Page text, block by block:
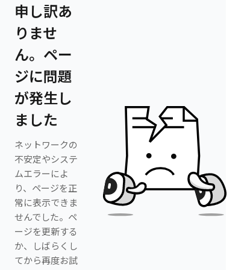
申し訳あ
りませ
ん。ペー
ジに問題
が発生し
ました
ネットワークの
不安定やシステ
ムエラーによ
り、ページを正
常に表示できま
せんでした。ペ
ージを更新する
か、しばらくし
てから再度お試